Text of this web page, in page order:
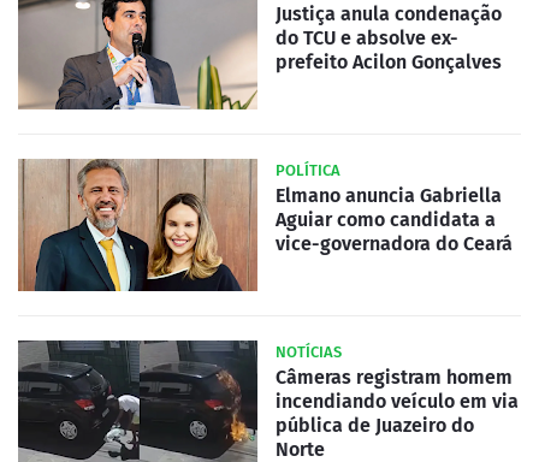
Justiça anula condenação
do TCU e absolve ex-
prefeito Acilon Gonçalves
POLÍTICA
Elmano anuncia Gabriella
Aguiar como candidata a
vice-governadora do Ceará
NOTÍCIAS
Câmeras registram homem
incendiando veículo em via
pública de Juazeiro do
Norte